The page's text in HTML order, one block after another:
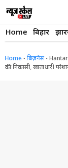
content
Home बिहार
Home - बिज़नेस-
की निकासी, खाताधारी